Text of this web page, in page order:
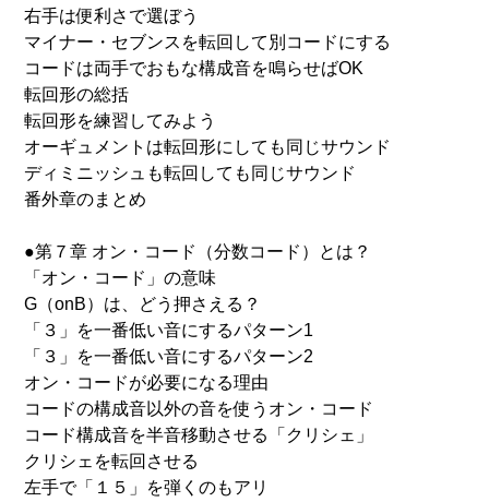
右手は便利さで選ぼう
マイナー・セブンスを転回して別コードにする
コードは両手でおもな構成音を鳴らせばOK
転回形の総括
転回形を練習してみよう
オーギュメントは転回形にしても同じサウンド
ディミニッシュも転回しても同じサウンド
番外章のまとめ
●第７章 オン・コード（分数コード）とは？
「オン・コード」の意味
G（onB）は、どう押さえる？
「３」を一番低い音にするパターン1
「３」を一番低い音にするパターン2
オン・コードが必要になる理由
コードの構成音以外の音を使うオン・コード
コード構成音を半音移動させる「クリシェ」
クリシェを転回させる
左手で「１５」を弾くのもアリ